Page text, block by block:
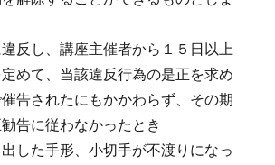
違反し、講座主催者から１５日以上
めて、当該違反行為の是正を求め
告されたにもかかわらず、その期
告に従わなかったとき
出した手形、小切手が不渡りになっ